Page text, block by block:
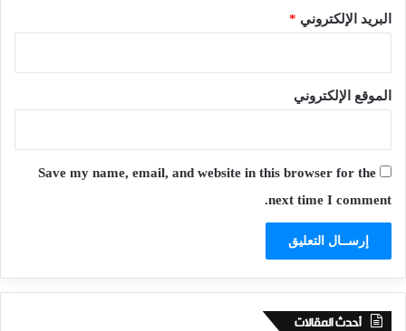
البريد الإلكتروني *
الموقع الإلكتروني
Save my name, email, and website in this browser for the
next time I comment.
أحدث المقالات